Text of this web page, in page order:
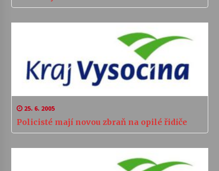
25. 6. 2005
Policisté mají novou zbraň na opilé řidiče